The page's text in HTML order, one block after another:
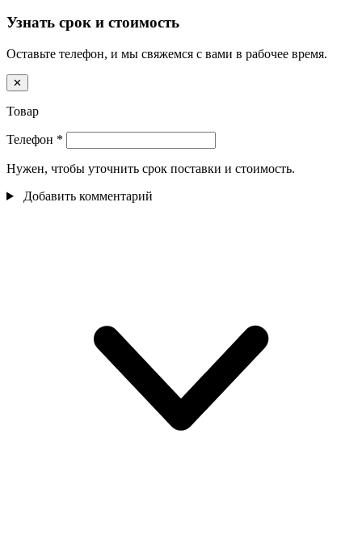
Узнать срок и стоимость
Оставьте телефон, и мы свяжемся с вами в рабочее время.
✕
Товар
Телефон *
Нужен, чтобы уточнить срок поставки и стоимость.
Добавить комментарий